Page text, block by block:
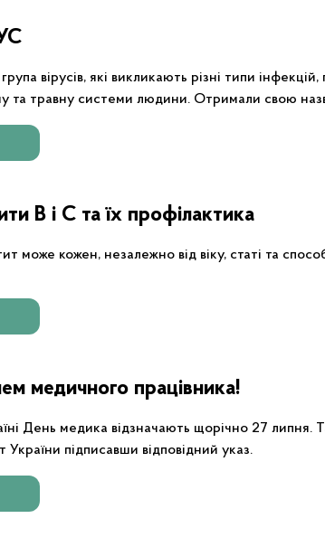
вірусів, які викликають різні типи
людини. Отримали свою назву завдяки
В і С та їх профілактика
може кожен, незалежно від віку, статі та
медичного працівника!
День медика відзначають щорічно 27 липня.
підписавши відповідний указ.